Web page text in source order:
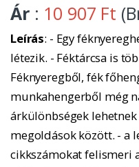
Ár : 10 907 Ft
Leírás: - Egy
létezik. - Féktárcsa is
Féknyeregből, fék
munkahengerből még
árkülönbségek
megoldások között. - a
cikkszámokat felismeri